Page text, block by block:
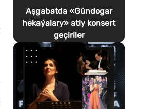
Aşgabatda «Gündogar
hekaýalary» atly konsert
geçiriler